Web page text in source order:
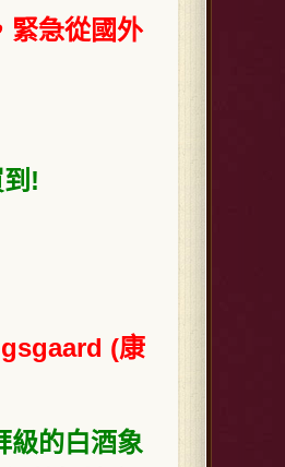
緊急從國外
!
(康
級的白酒象